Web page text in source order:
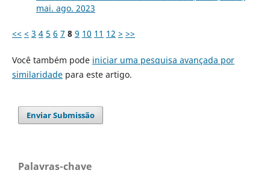
mai. ago. 2023
<< < 3 4 5 6 7 8 9 10 11 12 > >>
Você também pode iniciar uma pesquisa avançada por
similaridadepara este artigo.
Enviar Submissão
Palavras-chave